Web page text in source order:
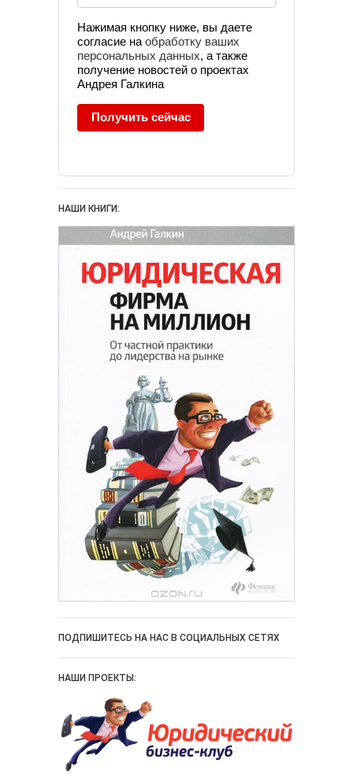
Нажимая кнопку ниже, вы даете
согласие на обработку ваших
персональных данных, а также
получение новостей о проектах
Андрея Галкина
Получить сейчас
НАШИ КНИГИ:
ПОДПИШИТЕСЬ НА НАС В СОЦИАЛЬНЫХ СЕТЯХ
НАШИ ПРОЕКТЫ: